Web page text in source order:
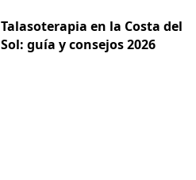
Talasoterapia en la Costa del
Sol: guía y consejos 2026